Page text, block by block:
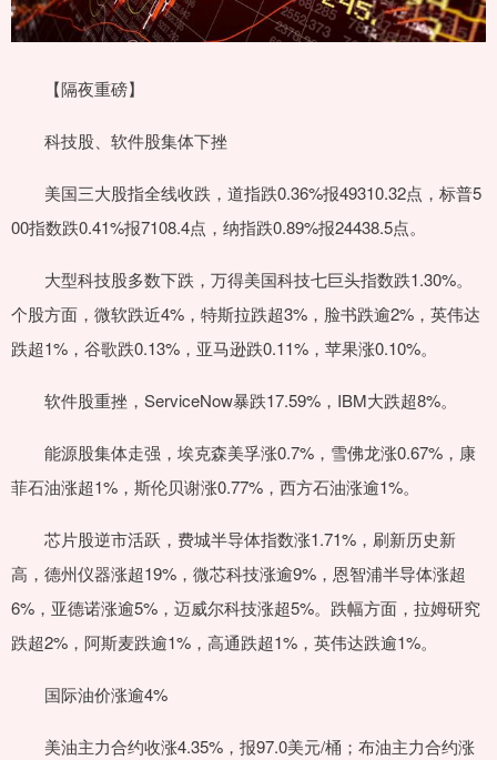
【隔夜重磅】
科技股、软件股集体下挫
美国三大股指全线收跌，道指跌0.36%报49310.32点，标普5
00指数跌0.41%报7108.4点，纳指跌0.89%报24438.5点。
大型科技股多数下跌，万得美国科技七巨头指数跌1.30%。
个股方面，微软跌近4%，特斯拉跌超3%，脸书跌逾2%，英伟达
跌超1%，谷歌跌0.13%，亚马逊跌0.11%，苹果涨0.10%。
软件股重挫，ServiceNow暴跌17.59%，IBM大跌超8%。
能源股集体走强，埃克森美孚涨0.7%，雪佛龙涨0.67%，康
菲石油涨超1%，斯伦贝谢涨0.77%，西方石油涨逾1%。
芯片股逆市活跃，费城半导体指数涨1.71%，刷新历史新
高，德州仪器涨超19%，微芯科技涨逾9%，恩智浦半导体涨超
6%，亚德诺涨逾5%，迈威尔科技涨超5%。跌幅方面，拉姆研究
跌超2%，阿斯麦跌逾1%，高通跌超1%，英伟达跌逾1%。
国际油价涨逾4%
美油主力合约收涨4.35%，报97.0美元/桶；布油主力合约涨